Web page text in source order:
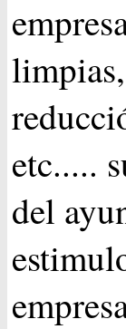
etc.....
del